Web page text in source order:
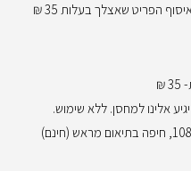
הפריט שאצלך בעלות 35 ₪
אלינו למחסן. ללא שימוש.